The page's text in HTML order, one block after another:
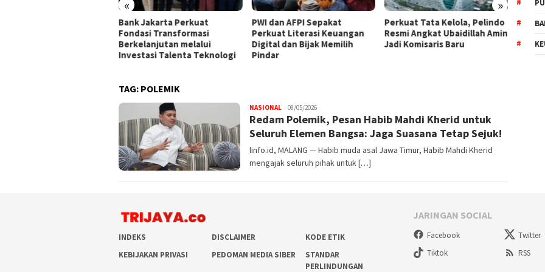
« »
Bank Jakarta Perkuat
Fondasi Transformasi
Berkelanjutan melalui
Investasi Talenta Teknologi
PWI dan AFPI Sepakat
Perkuat Literasi Keuangan
Digital dan Bijak Memilih
Pindar
​Perkuat Tata Kelola, Pelindo
Resmi Angkat Ubaidillah Amin
Jadi Komisaris Baru
BPKH
Haji
TAG: POLEMIK
NASIONAL Trijaya
.co
08/05/2026
Redam Polemik, Pesan Habib Mahdi Kherid untuk
Seluruh Elemen Bangsa: Jaga Suasana Tetap Sejuk!
linfo.id, MALANG — Habib muda asal Jawa Timur, Habib Mahdi Kherid
mengajak seluruh pihak untuk […]
INDEKS DISCLAIMER
KODE ETIK
KEBIJAKAN PRIVASI
PEDOMAN MEDIA SIBER
STANDAR
PERLINDUNGAN
JARINGAN SOCIAL
Facebook Twitter
Tiktok
RSS